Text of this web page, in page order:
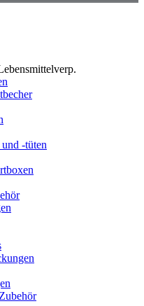
-tüten